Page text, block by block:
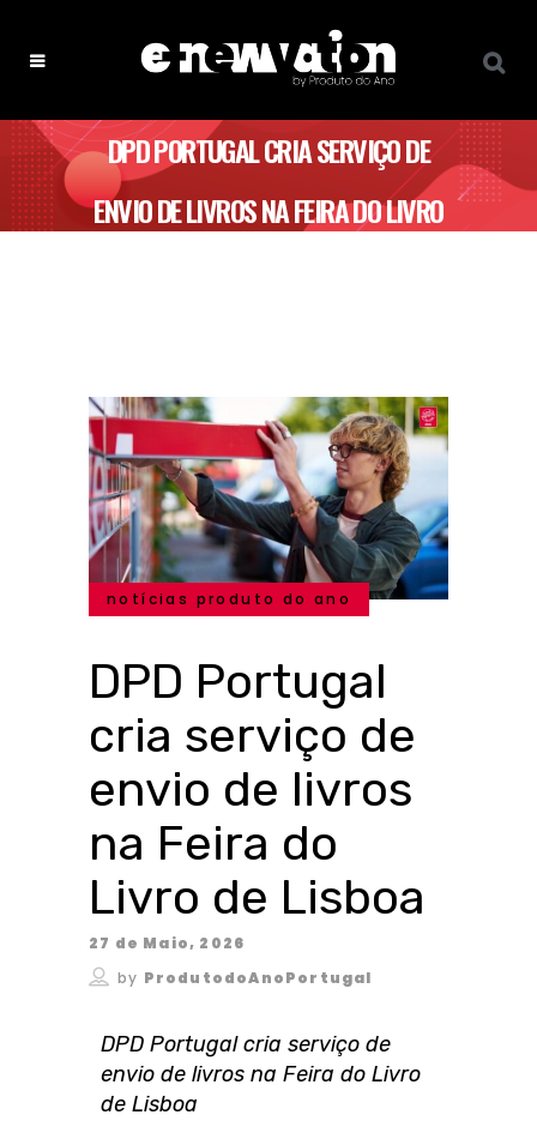
DPD PORTUGAL CRIA SERVIÇO DE
ENVIO DE LIVROS NA FEIRA DO LIVRO
notícias produto do ano
DPD Portugal
cria serviço de
envio de livros
na Feira do
Livro de Lisboa
27 de Maio, 2026
by ProdutodoAnoPortugal
DPD Portugal cria serviço de
envio de livros na Feira do Livro
de Lisboa